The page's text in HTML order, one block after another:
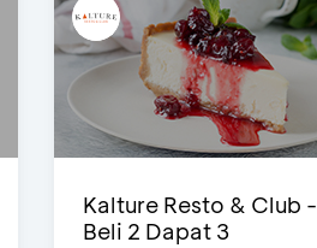
Kalture Resto & Club -
Beli 2 Dapat 3